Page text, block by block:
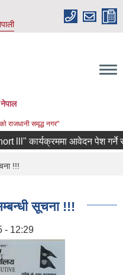
राजधानी समृद्ध नगर"
lll" कार्यक्रममा आवेदन पेश गर्ने
!!!
सूचना !!!
- 12:29